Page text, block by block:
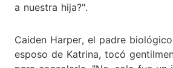
a nuestra hija?".
Caiden Harper, el padre
esposo de Katrina, tocó